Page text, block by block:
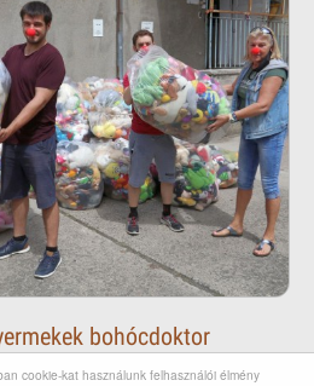
cookie-kat használunk felhasználói élmény
bohócdoktor